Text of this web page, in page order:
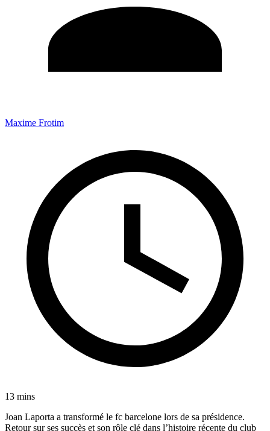
Maxime Frotim
13 mins
Joan Laporta a transformé le fc barcelone lors de sa présidence.
Retour sur ses succès et son rôle clé dans l’histoire récente du club